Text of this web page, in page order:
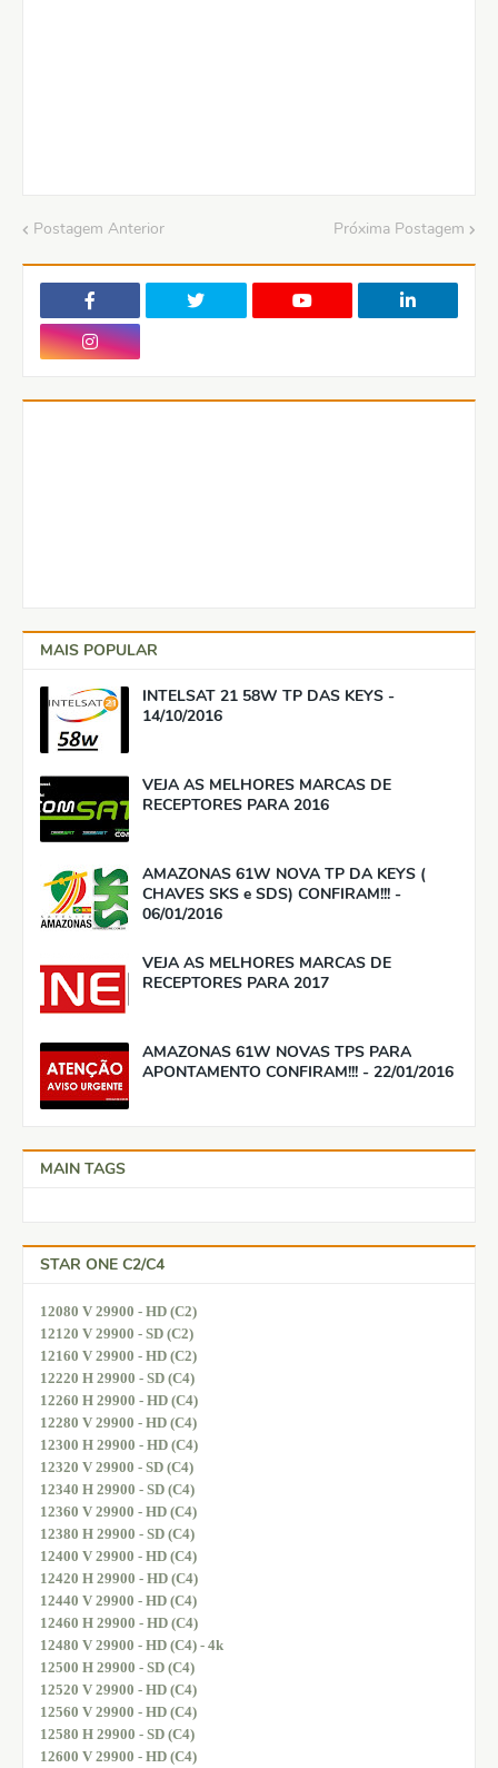
Postagem Anterior Próxima Postagem
MAIS POPULAR
INTELSAT 21 58W TP DAS KEYS -
14/10/2016
VEJA AS MELHORES MARCAS DE
RECEPTORES PARA 2016
AMAZONAS 61W NOVA TP DA KEYS (
CHAVES SKS e SDS) CONFIRAM!!! -
06/01/2016
VEJA AS MELHORES MARCAS DE
RECEPTORES PARA 2017
AMAZONAS 61W NOVAS TPS PARA
APONTAMENTO CONFIRAM!!! - 22/01/2016
MAIN TAGS
STAR ONE C2/C4
12080 V 29900 - HD (C2)
12120 V 29900 - SD (C2)
12160 V 29900 - HD (C2)
12220 H 29900 - SD (C4)
12260 H 29900 - HD (C4)
12280 V 29900 - HD (C4)
12300 H 29900 - HD (C4)
12320 V 29900 - SD (C4)
12340 H 29900 - SD (C4)
12360 V 29900 - HD (C4)
12380 H 29900 - SD (C4)
12400 V 29900 - HD (C4)
12420 H 29900 - HD (C4)
12440 V 29900 - HD (C4)
12460 H 29900 - HD (C4)
12480 V 29900 - HD (C4) - 4k
12500 H 29900 - SD (C4)
12520 V 29900 - HD (C4)
12560 V 29900 - HD (C4)
12580 H 29900 - SD (C4)
12600 V 29900 - HD (C4)